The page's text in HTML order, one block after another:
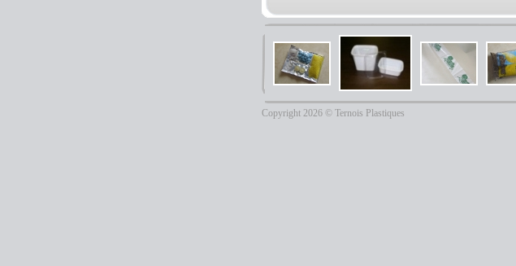
Copyright 2026 © Ternois Plastiques